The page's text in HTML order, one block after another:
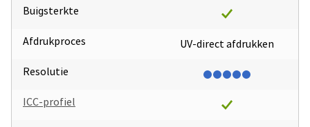
Buigsterkte
Afdrukproces
Resolutie
ICC-profiel
UV-direct afdrukken